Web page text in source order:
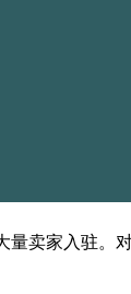
卖家入驻。